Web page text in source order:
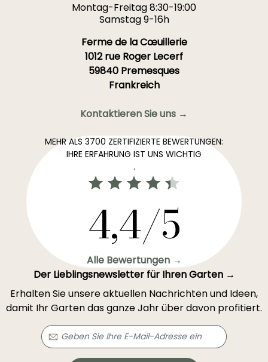
Montag-Freitag 8:30-19:00
Samstag 9-16h
Ferme de la Cœuillerie
1012 rue Roger Lecerf
59840 Premesques
Frankreich
Kontaktieren Sie uns →
MEHR ALS 3700 ZERTIFIZIERTE BEWERTUNGEN:
IHRE ERFAHRUNG IST UNS WICHTIG
.
4,4/5
Alle Bewertungen →
Der Lieblingsnewsletter für Ihren Garten →
Erhalten Sie unsere aktuellen Nachrichten und Ideen,
damit Ihr Garten das ganze Jahr über davon profitiert.